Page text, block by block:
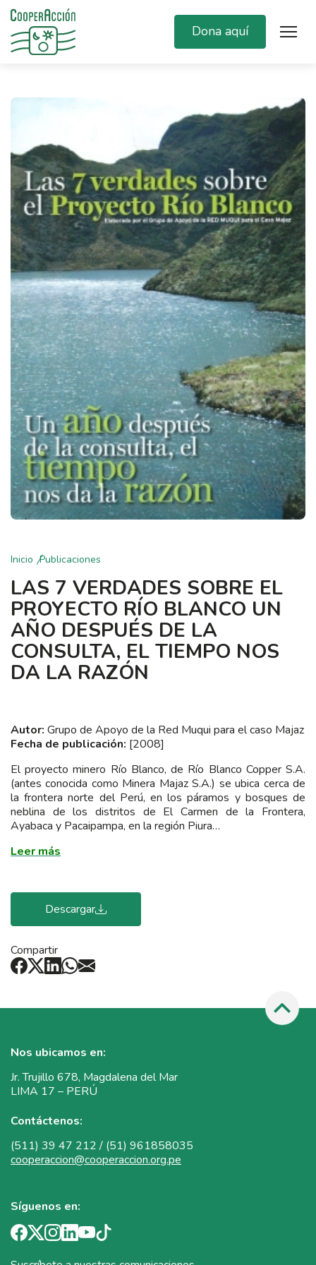
Dona aquí
Inicio Publicaciones
LAS 7 VERDADES SOBRE EL
PROYECTO RÍO BLANCO UN
AÑO DESPUÉS DE LA
CONSULTA, EL TIEMPO NOS
DA LA RAZÓN
Autor: Grupo de Apoyo de la Red Muqui para el caso Majaz
Fecha de publicación: [2008]
El proyecto minero Río Blanco, de Río Blanco Copper S.A.
(antes conocida como Minera Majaz S.A.) se ubica cerca de
la frontera norte del Perú, en los páramos y bosques de
neblina de los distritos de El Carmen de la Frontera,
Ayabaca y Pacaipampa, en la región Piura…
Leer más
Descargar
Compartir
Nos ubicamos en:
Jr. Trujillo 678, Magdalena del Mar
LIMA 17 – PERÚ
Contáctenos:
(511) 39 47 212 / (51) 961858035
cooperaccion@cooperaccion.org.pe
Síguenos en: